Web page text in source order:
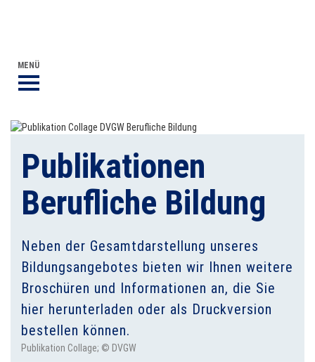
MENÜ
Publikationen
Berufliche Bildung
Neben der Gesamtdarstellung unseres
Bildungsangebotes bieten wir Ihnen weitere
Broschüren und Informationen an, die Sie
hier herunterladen oder als Druckversion
bestellen können.
Publikation Collage; © DVGW